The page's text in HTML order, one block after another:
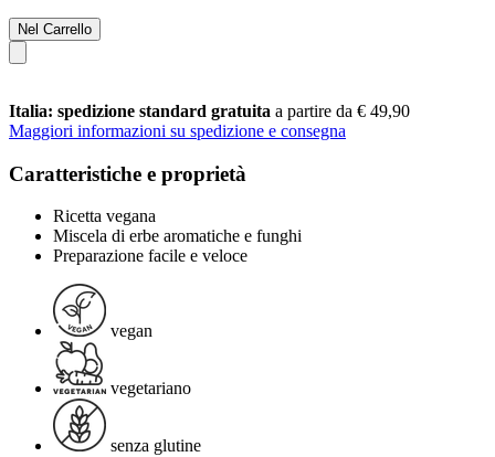
Nel Carrello
Italia: spedizione standard gratuita a partire da € 49,90
Maggiori informazioni su spedizione e consegna
Caratteristiche e proprietà
Ricetta vegana
Miscela di erbe aromatiche e funghi
Preparazione facile e veloce
vegan
vegetariano
senza glutine